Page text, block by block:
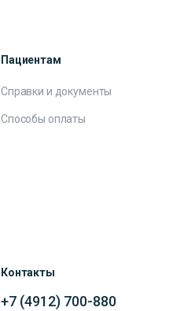
Пациентам
Справки и документы
Способы оплаты
Контакты
+7 (4912) 700-880